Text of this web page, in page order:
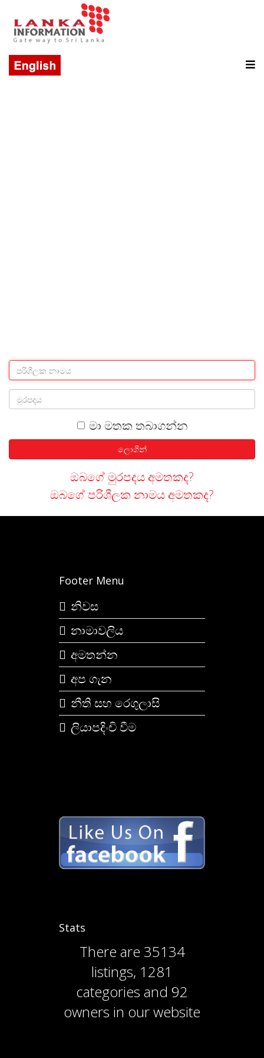
මා මතක තබාගන්න
ලොගින්
ඔබගේ මුරපදය අමතකද?
ඔබගේ පරිශීලක නාමය අමතකද?
Footer Menu
නිවස
නාමාවලිය
අමතන්න
අප ගැන
නීති සහ රෙගුලාසි
ලියාපදිංචි වීම
Stats
There are 35134
listings, 1281
categories and 92
owners in our website